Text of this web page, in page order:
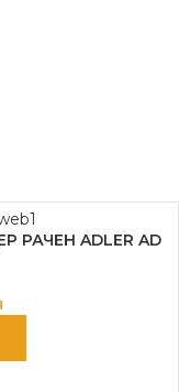
РАЧЕН ADLER AD
ВО КОШНИЦА